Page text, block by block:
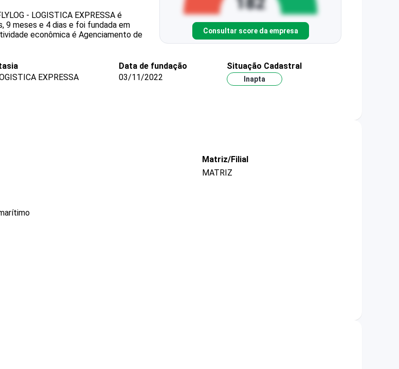
- LOGISTICA EXPRESSA é
9 meses e 4 dias e foi fundada em
econômica é Agenciamento de
Consultar score da empresa
EXPRESSA
Data de fundação
03/11/2022
Situação Cadastral
Inapta
Matriz/Filial
MATRIZ